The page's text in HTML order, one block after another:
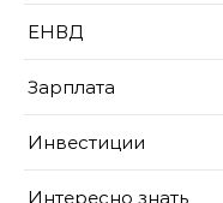
ЕНВД
Зарплата
Инвестиции
Интересно знать